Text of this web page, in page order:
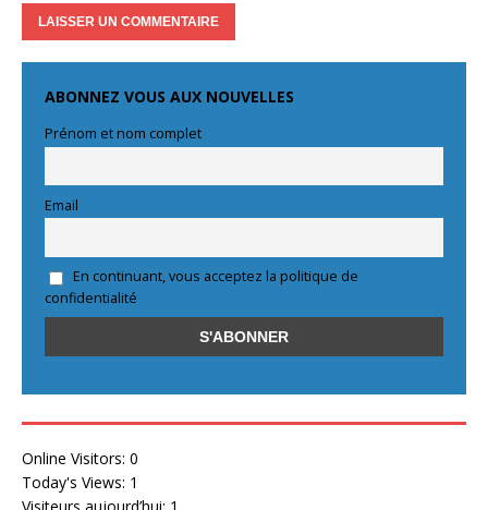
ABONNEZ VOUS AUX NOUVELLES
Prénom et nom complet
Email
En continuant, vous acceptez la politique de
confidentialité
Online Visitors: 0
Today's Views: 1